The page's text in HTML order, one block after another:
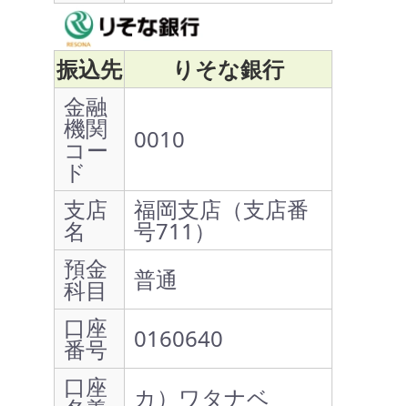
振込先
りそな銀行
金融
機関
コー
ド
0010
支店
名
福岡支店（支店番
号711）
預金
科目
普通
口座
番号
0160640
口座
カ）ワタナベ